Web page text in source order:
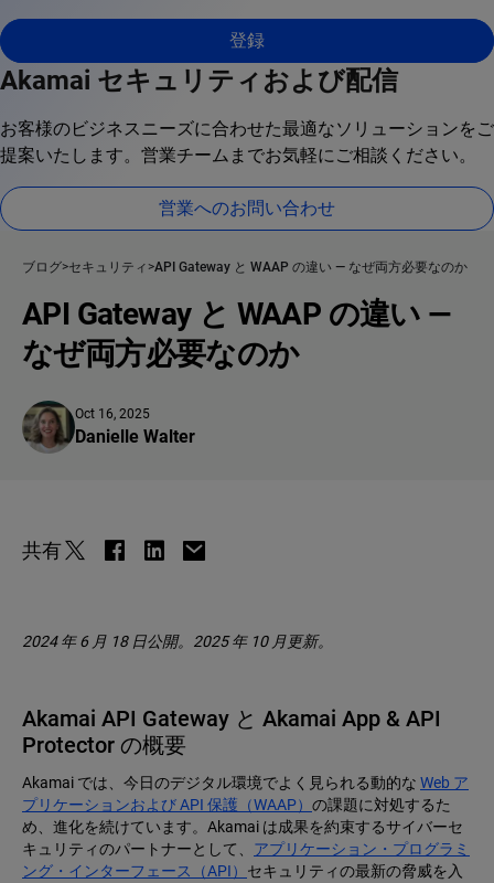
登録
Akamai セキュリティおよび配信
お客様のビジネスニーズに合わせた最適なソリューションをご
提案いたします。営業チームまでお気軽にご相談ください。
営業へのお問い合わせ
ブログ セキュリティ API Gateway と WAAP の違い — なぜ両方必要なのか
API Gateway と WAAP の違い —
なぜ両方必要なのか
Oct 16, 2025
Danielle Walter
共有
2024 年 6 月 18 日公開。2025 年 10 月更新。
Akamai API Gateway と Akamai App & API
Protector の概要
Akamai では、今日のデジタル環境でよく見られる動的な Web ア
プリケーションおよび API 保護（WAAP） の課題に対処するた
め、進化を続けています。Akamai は成果を約束するサイバーセ
キュリティのパートナーとして、 アプリケーション・プログラミ
ング・インターフェース（API） セキュリティの最新の脅威を入